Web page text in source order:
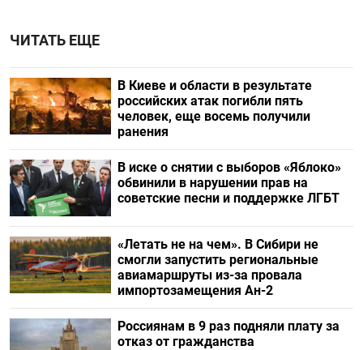
ЧИТАТЬ ЕЩЕ
В Киеве и области в результате
российских атак погибли пять
человек, еще восемь получили
ранения
В иске о снятии с выборов «Яблоко»
обвинили в нарушении прав на
советские песни и поддержке ЛГБТ
«Летать не на чем». В Сибири не
смогли запустить региональные
авиамаршруты из-за провала
импортозамещения Ан-2
Россиянам в 9 раз подняли плату за
отказ от гражданства